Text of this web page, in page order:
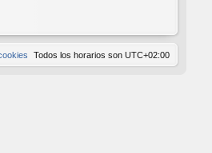
Todos los horarios son UTC+02:00